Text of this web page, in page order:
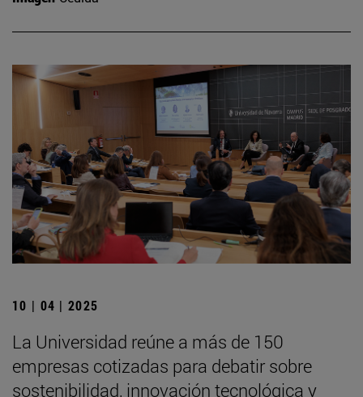
10 | 04 | 2025
La Universidad reúne a más de 150
empresas cotizadas para debatir sobre
sostenibilidad, innovación tecnológica y